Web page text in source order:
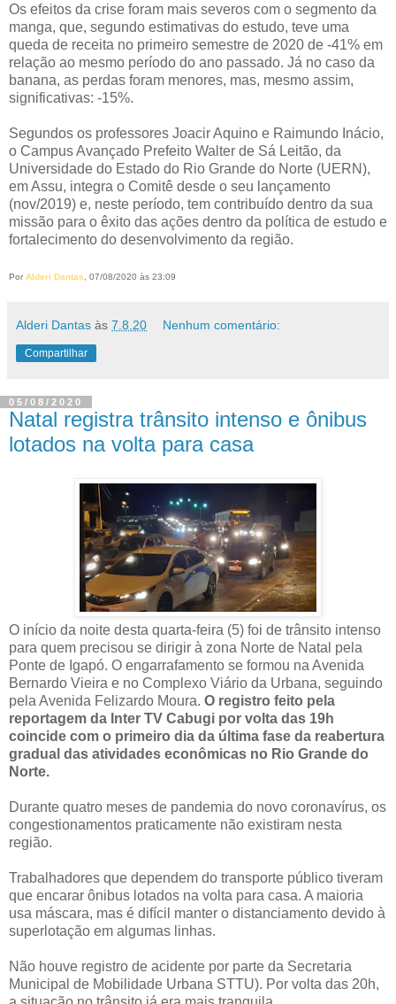
Os efeitos da crise foram mais severos com o segmento da
manga, que, segundo estimativas do estudo, teve uma
queda de receita no primeiro semestre de 2020 de -41% em
relação ao mesmo período do ano passado. Já no caso da
banana, as perdas foram menores, mas, mesmo assim,
significativas: -15%.
Segundos os professores Joacir Aquino e Raimundo Inácio,
o Campus Avançado Prefeito Walter de Sá Leitão, da
Universidade do Estado do Rio Grande do Norte (UERN),
em Assu, integra o Comitê desde o seu lançamento
(nov/2019) e, neste período, tem contribuído dentro da sua
missão para o êxito das ações dentro da política de estudo e
fortalecimento do desenvolvimento da região.
Por Alderi Dantas, 07/08/2020 às 23:09
Alderi Dantas às 7.8.20 Nenhum comentário:
Compartilhar
05/08/2020
Natal registra trânsito intenso e ônibus
lotados na volta para casa
O início da noite desta quarta-feira (5) foi de trânsito intenso
para quem precisou se dirigir à zona Norte de Natal pela
Ponte de Igapó. O engarrafamento se formou na Avenida
Bernardo Vieira e no Complexo Viário da Urbana, seguindo
pela Avenida Felizardo Moura. O registro feito pela
reportagem da Inter TV Cabugi por volta das 19h
coincide com o primeiro dia da última fase da reabertura
gradual das atividades econômicas no Rio Grande do
Norte.
Durante quatro meses de pandemia do novo coronavírus, os
congestionamentos praticamente não existiram nesta
região.
Trabalhadores que dependem do transporte público tiveram
que encarar ônibus lotados na volta para casa. A maioria
usa máscara, mas é difícil manter o distanciamento devido à
superlotação em algumas linhas.
Não houve registro de acidente por parte da Secretaria
Municipal de Mobilidade Urbana STTU). Por volta das 20h,